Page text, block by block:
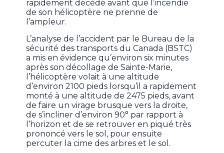
rapidement décédé avant que l’incendie
de son hélicoptère ne prenne de
l’ampleur.
L’analyse de l’accident par le Bureau de la
sécurité des transports du Canada (BSTC)
a mis en évidence qu’environ six minutes
après son décollage de Sainte-Marie,
l’hélicoptère volait à une altitude
d’environ 2100 pieds lorsqu’il a rapidement
monté à une altitude de 2475 pieds, avant
de faire un virage brusque vers la droite,
de s’incliner d’environ 90° par rapport à
l’horizon et de se retrouver en piqué très
prononcé vers le sol, pour ensuite
percuter la cime des arbres et le sol.